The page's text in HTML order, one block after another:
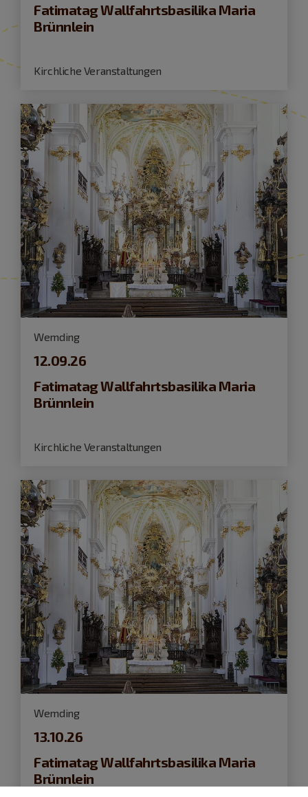
Fatimatag Wallfahrtsbasilika Maria
Brünnlein
Kirchliche Veranstaltungen
Wemding
12.09.26
Fatimatag Wallfahrtsbasilika Maria
Brünnlein
Kirchliche Veranstaltungen
Wemding
13.10.26
Fatimatag Wallfahrtsbasilika Maria
Brünnlein